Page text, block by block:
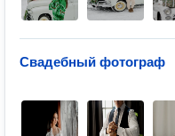
Свадебный фотограф